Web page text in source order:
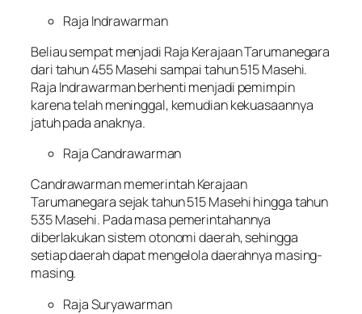
Raja Indrawarman
Beliau sempat menjadi Raja Kerajaan Tarumanegara
dari tahun 455 Masehi sampai tahun 515 Masehi.
Raja Indrawarman berhenti menjadi pemimpin
karena telah meninggal, kemudian kekuasaannya
jatuh pada anaknya.
Raja Candrawarman
Candrawarman memerintah Kerajaan
Tarumanegara sejak tahun 515 Masehi hingga tahun
535 Masehi. Pada masa pemerintahannya
diberlakukan sistem otonomi daerah, sehingga
setiap daerah dapat mengelola daerahnya masing-
masing.
Raja Suryawarman